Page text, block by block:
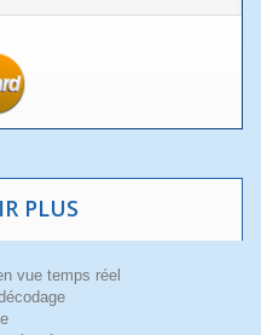
PLUS
vue temps réel